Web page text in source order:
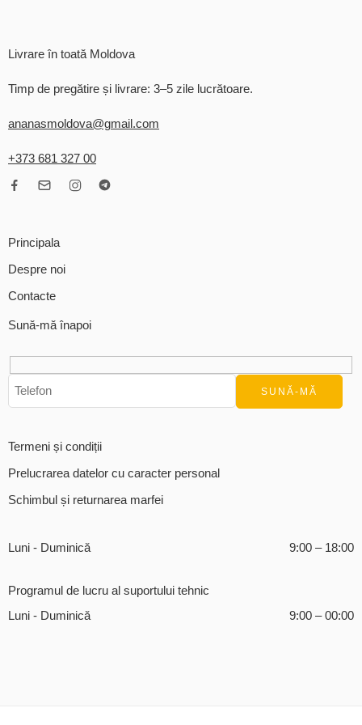
Livrare în toată Moldova
Timp de pregătire și livrare: 3–5 zile lucrătoare.
ananasmoldova@gmail.com
+373 681 327 00
Principala
Despre noi
Contacte
Sună-mă înapoi
Termeni și condiții
Prelucrarea datelor cu caracter personal
Schimbul și returnarea marfei
Luni - Duminică 9:00 – 18:00
Programul de lucru al suportului tehnic
Luni - Duminică
9:00 – 00:00